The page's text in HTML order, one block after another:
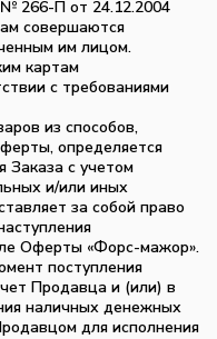
266-П от 24.12.2004
совершаются
им лицом.
картам
с требованиями
из способов,
определяется
Заказа с учетом
и/или иных
за собой право
Оферты «Форс-мажор».
поступления
Продавца и (или) в
наличных денежных
для исполнения